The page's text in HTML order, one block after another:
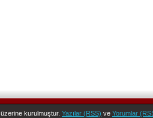
üzerine kurulmuştur. Yazılar (RSS) ve Yorumlar